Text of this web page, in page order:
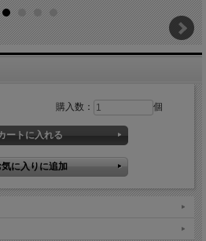
購入数： 個